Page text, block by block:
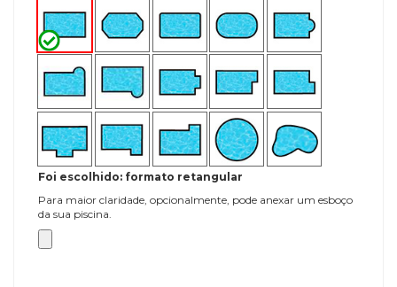
Foi escolhido: formato retangular
Para maior claridade, opcionalmente, pode anexar um esboço
da sua piscina.